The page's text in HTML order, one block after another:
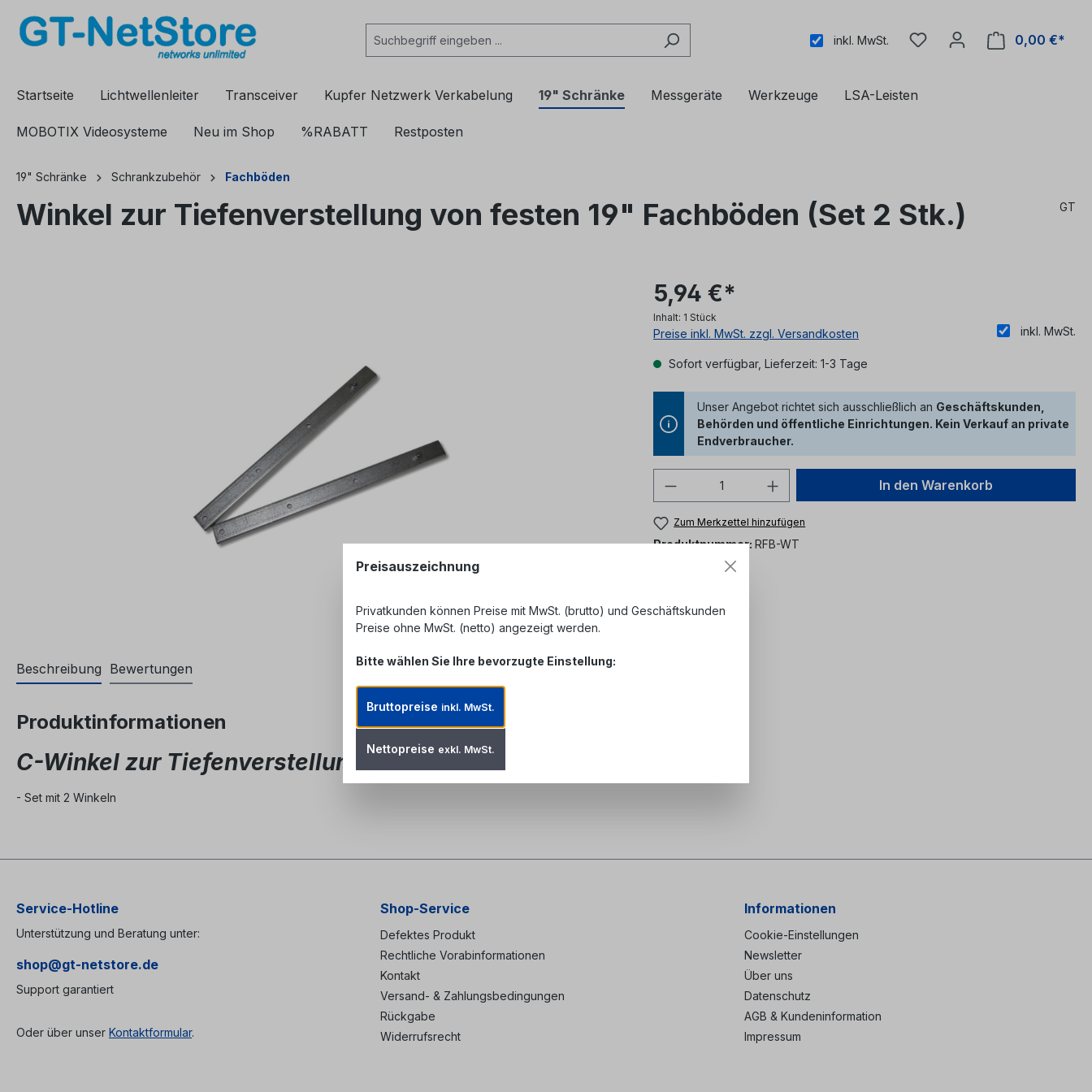
Zur Hauptnavigation springen
inkl. MwSt.
0,00 €*
Startseite Lichtwellenleiter Transceiver Kupfer Netzwerk Verkabelung 19" Schränke Messgeräte Werkzeuge LSA-Leisten
MOBOTIX Videosysteme Neu im Shop %RABATT Restposten
19" Schränke Schrankzubehör Fachböden
Winkel zur Tiefenverstellung von festen 19" Fachböden (Set 2 Stk.) GT
5,94 €*
Inhalt: 1 Stück
inkl. MwSt.
Preise inkl. MwSt. zzgl. Versandkosten
Sofort verfügbar, Lieferzeit: 1-3 Tage
Unser Angebot richtet sich ausschließlich an Geschäftskunden,
Behörden und öffentliche Einrichtungen. Kein Verkauf an private
Endverbraucher.
Produkt Anzahl: Gib den gewünschten Wert
In den Warenkorb
Zum Merkzettel hinzufügen
Produktnummer: RFB-WT
Beschreibung Bewertungen
Produktinformationen
C-Winkel zur Tiefenverstellung von festen Fachböden
- Set mit 2 Winkeln
Service-Hotline
Unterstützung und Beratung unter:
shop@gt-netstore.de
Support garantiert
Oder über unser Kontaktformular.
Shop-Service
Defektes Produkt
Rechtliche Vorabinformationen
Kontakt
Versand- & Zahlungsbedingungen
Rückgabe
Widerrufsrecht
Informationen
Cookie-Einstellungen
Newsletter
Über uns
Datenschutz
AGB & Kundeninformation
Impressum
Preisauszeichnung
Privatkunden können Preise mit MwSt. (brutto) und Geschäftskunden
Preise ohne MwSt. (netto) angezeigt werden.
Bitte wählen Sie Ihre bevorzugte Einstellung:
Bruttopreise inkl. MwSt.
Nettopreise exkl. MwSt.